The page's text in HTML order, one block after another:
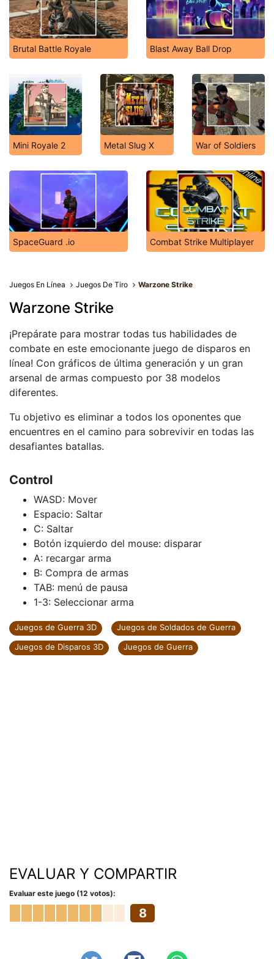
Brutal Battle Royale Blast Away Ball Drop
Mini Royale 2 Metal Slug X War of Soldiers
SpaceGuard .io Combat Strike Multiplayer
Juegos En Línea Juegos De Tiro Warzone Strike
Warzone Strike
¡Prepárate para mostrar todas tus habilidades de
combate en este emocionante juego de disparos en
línea! Con gráficos de última generación y un gran
arsenal de armas compuesto por 38 modelos
diferentes.
Tu objetivo es eliminar a todos los oponentes que
encuentres en el camino para sobrevivir en todas las
desafiantes batallas.
Control
WASD: Mover
Espacio: Saltar
C: Saltar
Botón izquierdo del mouse: disparar
A: recargar arma
B: Compra de armas
TAB: menú de pausa
1-3: Seleccionar arma
Juegos de Guerra 3D
Juegos de Soldados de Guerra
Juegos de Disparos 3D
Juegos de Guerra
EVALUAR Y COMPARTIR
Evaluar este juego (12 votos):
8